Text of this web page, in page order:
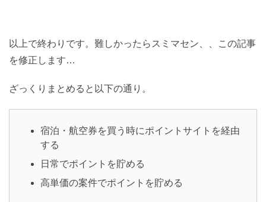
以上で終わりです。難しかったらスミマセン、、この記事
を修正します…
ざっくりまとめると以下の通り。
宿泊・航空券を買う時にポイントサイトを経由
する
日常でポイントを貯める
高単価の案件でポイントを貯める